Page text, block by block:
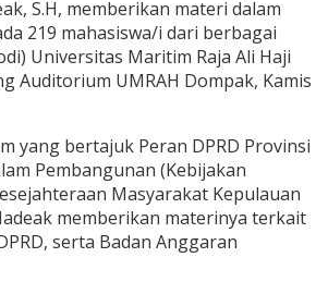
S.H, memberikan materi dalam
219 mahasiswa/i dari berbagai
Universitas Maritim Raja Ali Haji
Auditorium UMRAH Dompak, Kamis
yang bertajuk Peran DPRD Provinsi
Pembangunan (Kebijakan
Masyarakat Kepulauan
memberikan materinya terkait
serta Badan Anggaran